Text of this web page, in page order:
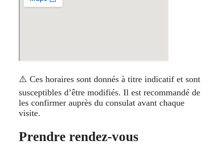
⚠️ Ces horaires sont donnés à titre indicatif et sont
susceptibles d’être modifiés. Il est recommandé de
les confirmer auprès du consulat avant chaque
visite.
Prendre rendez-vous